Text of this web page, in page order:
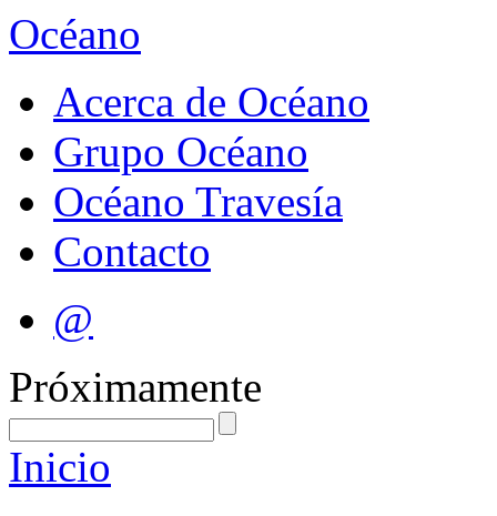
Océano
Acerca de Océano
Grupo Océano
Océano Travesía
Contacto
@
Próximamente
Inicio